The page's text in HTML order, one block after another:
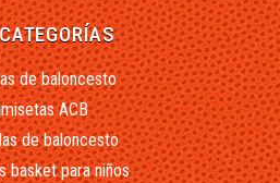
de baloncesto
ACB
de baloncesto
basket para niños